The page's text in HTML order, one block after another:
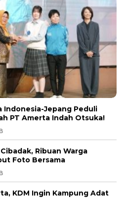
Indonesia-Jepang Peduli
PT Amerta Indah Otsuka!
Ribuan Warga
Foto Bersama
KDM Ingin Kampung Adat